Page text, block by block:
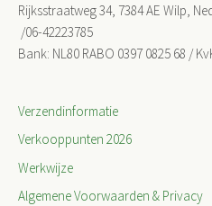
Rijksstraatweg 34, 7384 AE Wilp,
/06-42223785
Bank: NL80 RABO 0397 0825 68 /
Verzendinformatie
Verkooppunten 2026
Werkwijze
Algemene Voorwaarden & Privacy